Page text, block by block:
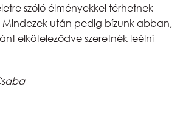
szóló élményekkel térhetnek
Mindezek után pedig bízunk abban,
elköteleződve szeretnék leélni